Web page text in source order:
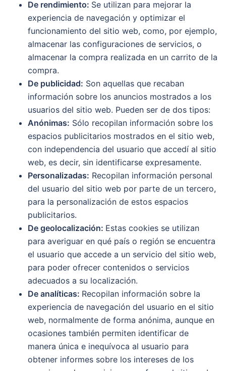
De rendimiento: Se utilizan para mejorar la
experiencia de navegación y optimizar el
funcionamiento del sitio web, como, por ejemplo,
almacenar las configuraciones de servicios, o
almacenar la compra realizada en un carrito de la
compra.
De publicidad: Son aquellas que recaban
información sobre los anuncios mostrados a los
usuarios del sitio web. Pueden ser de dos tipos:
Anónimas: Sólo recopilan información sobre los
espacios publicitarios mostrados en el sitio web,
con independencia del usuario que accedí al sitio
web, es decir, sin identificarse expresamente.
Personalizadas: Recopilan información personal
del usuario del sitio web por parte de un tercero,
para la personalización de estos espacios
publicitarios.
De geolocalización: Estas cookies se utilizan
para averiguar en qué país o región se encuentra
el usuario que accede a un servicio del sitio web,
para poder ofrecer contenidos o servicios
adecuados a su localización.
De analíticas: Recopilan información sobre la
experiencia de navegación del usuario en el sitio
web, normalmente de forma anónima, aunque en
ocasiones también permiten identificar de
manera única e inequívoca al usuario para
obtener informes sobre los intereses de los